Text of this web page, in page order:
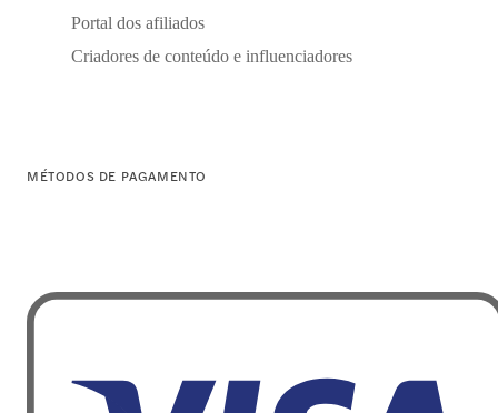
Portal dos afiliados
Criadores de conteúdo e influenciadores
MÉTODOS DE PAGAMENTO